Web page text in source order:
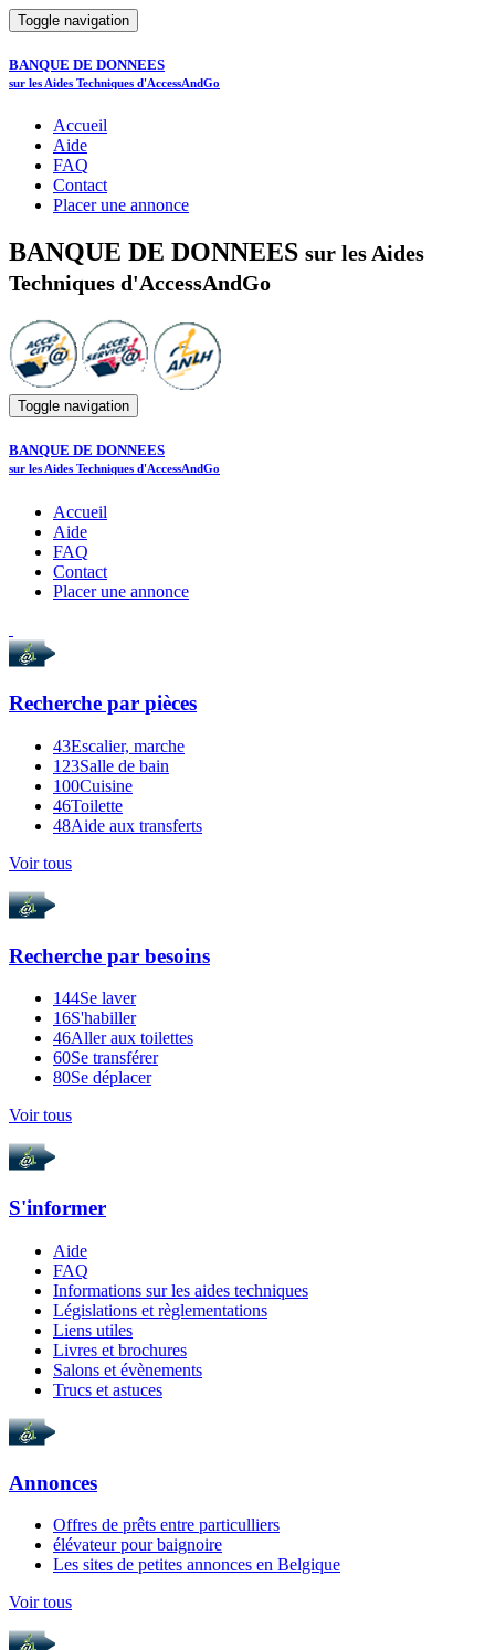
Toggle navigation
BANQUE DE DONNEES
sur les Aides Techniques d'AccessAndGo
Accueil
Aide
FAQ
Contact
Placer une annonce
BANQUE DE DONNEES sur les Aides
Techniques d'AccessAndGo
Toggle navigation
BANQUE DE DONNEES
sur les Aides Techniques d'AccessAndGo
Accueil
Aide
FAQ
Contact
Placer une annonce
Recherche par pièces
43Escalier, marche
123Salle de bain
100Cuisine
46Toilette
48Aide aux transferts
Voir tous
Recherche par besoins
144Se laver
16S'habiller
46Aller aux toilettes
60Se transférer
80Se déplacer
Voir tous
S'informer
Aide
FAQ
Informations sur les aides techniques
Législations et règlementations
Liens utiles
Livres et brochures
Salons et évènements
Trucs et astuces
Annonces
Offres de prêts entre particulliers
élévateur pour baignoire
Les sites de petites annonces en Belgique
Voir tous